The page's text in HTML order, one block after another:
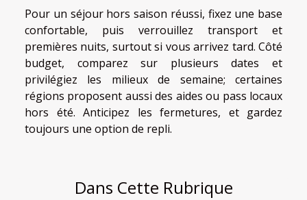
Pour un séjour hors saison réussi, fixez une base
confortable, puis verrouillez transport et
premières nuits, surtout si vous arrivez tard. Côté
budget, comparez sur plusieurs dates et
privilégiez les milieux de semaine; certaines
régions proposent aussi des aides ou pass locaux
hors été. Anticipez les fermetures, et gardez
toujours une option de repli.
Dans Cette Rubrique